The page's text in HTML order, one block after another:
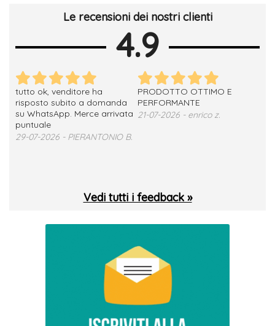
Le recensioni dei nostri clienti
4.9
tutto ok, venditore ha
risposto subito a domanda
su WhatsApp. Merce arrivata
puntuale
29-07-2026 - PIERANTONIO B.
PRODOTTO OTTIMO E
PERFORMANTE
21-07-2026 - enrico z.
Vedi tutti i feedback »